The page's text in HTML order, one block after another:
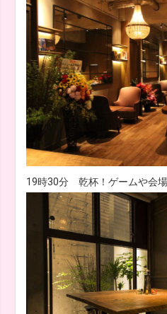
19時30分 乾杯！ゲームや会場